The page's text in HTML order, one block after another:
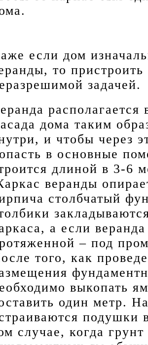
если дом
то
задачей.
располагается
дома таким
и чтобы через
в основные
длиной в 3-6
веранды
столбчатый
а если
– под
того, как
выкопать
один метр.
подушки
случае, когда